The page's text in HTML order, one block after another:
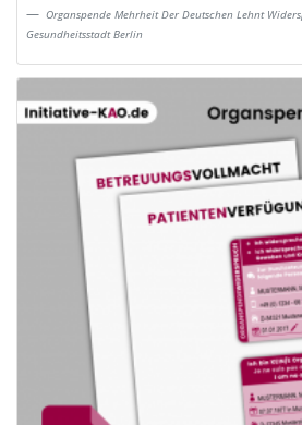
Organspende Mehrheit Der Deutschen Lehnt
Gesundheitsstadt Berlin